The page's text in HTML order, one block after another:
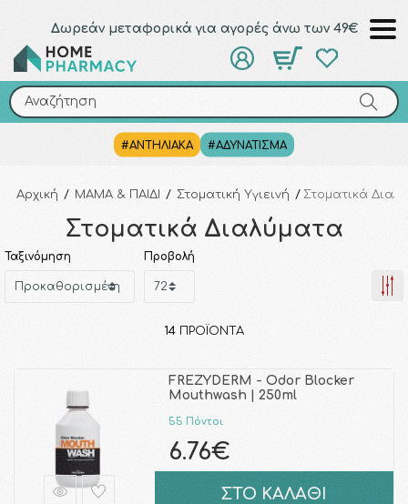
Δωρεάν μεταφορικά για αγορές άνω των 49€
Αναζήτηση
#ΑΝΤΗΛΙΑΚΑ #ΑΔΥΝΑΤΙΣΜΑ
Αναζήτηση
Αρχική / ΜΑΜΑ & ΠΑΙΔΙ / Στοματική Υγιεινή / Στοματικά
Στοματικά Διαλύματα
Ταξινόμηση Προβολή
14 ΠΡΟΪΌΝΤΑ
FREZYDERM - Odor Blocker
Mouthwash | 250ml
55 Πόντοι
6.76€
ΣΤΟ ΚΑΛΑΘΙ